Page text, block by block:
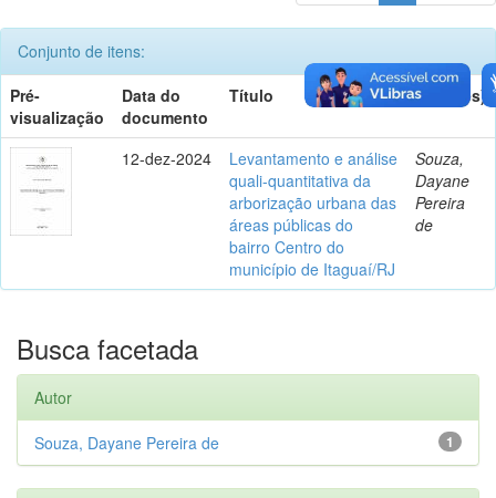
Conjunto de itens:
Pré-
visualização
Data do
documento
Título Autor(es)
12-dez-2024
Levantamento e análise
quali-quantitativa da
arborização urbana das
áreas públicas do
bairro Centro do
município de Itaguaí/RJ
Souza,
Dayane
Pereira
de
Busca facetada
Autor
1
Souza, Dayane Pereira de